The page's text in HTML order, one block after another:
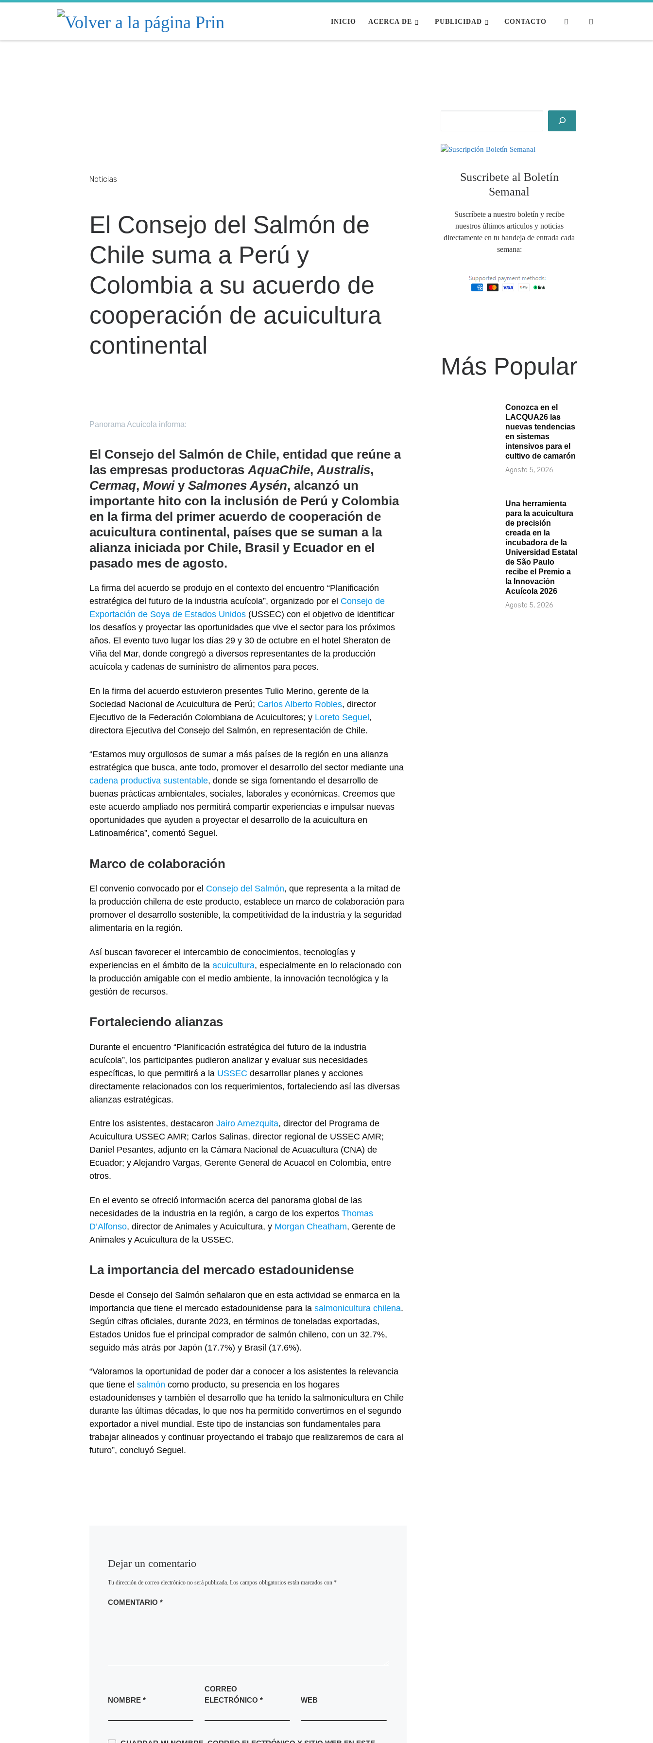
Skip to content
INICIO
ACERCA DE PUBLICIDAD CONTACTO Search
Noticias
El Consejo del Salmón de
Chile suma a Perú y
Colombia a su acuerdo de
cooperación de acuicultura
continental
Panorama Acuícola informa:
El Consejo del Salmón de Chile, entidad que reúne a
las empresas productorasAquaChile,Australis,
Cermaq,MowiySalmones Aysén, alcanzó un
importante hito con la inclusión de Perú y Colombia
en la firma del primer acuerdo de cooperación de
acuicultura continental, países que se suman a la
alianza iniciada por Chile, Brasil y Ecuador en el
pasado mes de agosto.
La firma del acuerdo se produjo en el contexto del encuentro “Planificación
estratégica del futuro de la industria acuícola”, organizado por el Consejo de
Exportación de Soya de Estados Unidos (USSEC) con el objetivo de identificar
los desafíos y proyectar las oportunidades que vive el sector para los próximos
años. El evento tuvo lugar los días 29 y 30 de octubre en el hotel Sheraton de
Viña del Mar, donde congregó a diversos representantes de la producción
acuícola y cadenas de suministro de alimentos para peces.
En la firma del acuerdo estuvieron presentes Tulio Merino, gerente de la
Sociedad Nacional de Acuicultura de Perú; Carlos Alberto Robles, director
Ejecutivo de la Federación Colombiana de Acuicultores; y Loreto Seguel,
directora Ejecutiva del Consejo del Salmón, en representación de Chile.
“Estamos muy orgullosos de sumar a más países de la región en una alianza
estratégica que busca, ante todo, promover el desarrollo del sector mediante una
cadena productiva sustentable, donde se siga fomentando el desarrollo de
buenas prácticas ambientales, sociales, laborales y económicas. Creemos que
este acuerdo ampliado nos permitirá compartir experiencias e impulsar nuevas
oportunidades que ayuden a proyectar el desarrollo de la acuicultura en
Latinoamérica”, comentó Seguel.
Marco de colaboración
El convenio convocado por el Consejo del Salmón, que representa a la mitad de
la producción chilena de este producto, establece un marco de colaboración para
promover el desarrollo sostenible, la competitividad de la industria y la seguridad
alimentaria en la región.
Así buscan favorecer el intercambio de conocimientos, tecnologías y
experiencias en el ámbito de laacuicultura, especialmente en lo relacionado con
la producción amigable con el medio ambiente, la innovación tecnológica y la
gestión de recursos.
Fortaleciendo alianzas
Durante el encuentro “Planificación estratégica del futuro de la industria
acuícola”, los participantes pudieron analizar y evaluar sus necesidades
específicas, lo que permitirá a la USSECdesarrollar planes y acciones
directamente relacionados con los requerimientos, fortaleciendo así las diversas
alianzas estratégicas.
Entre los asistentes, destacaronJairo Amezquita, director del Programa de
Acuicultura USSEC AMR; Carlos Salinas, director regional de USSEC AMR;
Daniel Pesantes, adjunto en la Cámara Nacional de Acuacultura (CNA) de
Ecuador; y Alejandro Vargas, Gerente General de Acuacol en Colombia, entre
otros.
En el evento se ofreció información acerca del panorama global de las
necesidades de la industria en la región, a cargo de los expertosThomas
D’Alfonso, director de Animales y Acuicultura, y Morgan Cheatham, Gerente de
Animales y Acuicultura de la USSEC.
La importancia del mercado estadounidense
Desde el Consejo del Salmón señalaron que en esta actividad se enmarca en la
importancia que tiene el mercado estadounidense para lasalmonicultura chilena.
Según cifras oficiales, durante 2023, en términos de toneladas exportadas,
Estados Unidos fue el principal comprador de salmón chileno, con un 32.7%,
seguido más atrás por Japón (17.7%) y Brasil (17.6%).
“Valoramos la oportunidad de poder dar a conocer a los asistentes la relevancia
que tiene elsalmóncomo producto, su presencia en los hogares
estadounidenses y también el desarrollo que ha tenido la salmonicultura en Chile
durante las últimas décadas, lo que nos ha permitido convertirnos en el segundo
exportador a nivel mundial. Este tipo de instancias son fundamentales para
trabajar alineados y continuar proyectando el trabajo que realizaremos de cara al
futuro”, concluyó Seguel.
Dejar un comentario
Tu dirección de correo electrónico no será publicada. Los campos obligatorios están marcados con *
COMENTARIO *
NOMBRE *
CORREO
ELECTRÓNICO * WEB
Suscribete al Boletín
Semanal
Suscríbete a nuestro boletín y recibe
nuestros últimos artículos y noticias
directamente en tu bandeja de entrada cada
semana:
Más Popular
Conozca en el
LACQUA26 las
nuevas tendencias
en sistemas
intensivos para el
cultivo de camarón
Agosto 5, 2026
Una herramienta
para la acuicultura
de precisión
creada en la
incubadora de la
Universidad Estatal
de São Paulo
recibe el Premio a
la Innovación
Acuícola 2026
Agosto 5, 2026